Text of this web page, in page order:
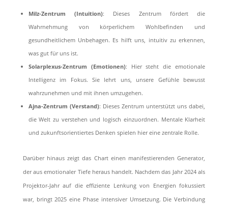
Milz-Zentrum (Intuition): Dieses Zentrum fördert die
Wahrnehmung von körperlichem Wohlbefinden und
gesundheitlichem Unbehagen. Es hilft uns, intuitiv zu erkennen,
was gut für uns ist.
Solarplexus-Zentrum (Emotionen): Hier steht die emotionale
Intelligenz im Fokus. Sie lehrt uns, unsere Gefühle bewusst
wahrzunehmen und mit ihnen umzugehen.
Ajna-Zentrum (Verstand): Dieses Zentrum unterstützt uns dabei,
die Welt zu verstehen und logisch einzuordnen. Mentale Klarheit
und zukunftsorientiertes Denken spielen hier eine zentrale Rolle.
Darüber hinaus zeigt das Chart einen manifestierenden Generator,
der aus emotionaler Tiefe heraus handelt. Nachdem das Jahr 2024 als
Projektor-Jahr auf die effiziente Lenkung von Energien fokussiert
war, bringt 2025 eine Phase intensiver Umsetzung. Die Verbindung